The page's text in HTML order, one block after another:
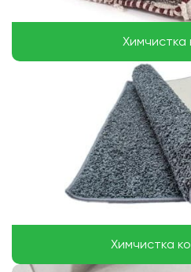
Химчистка
Химчистка